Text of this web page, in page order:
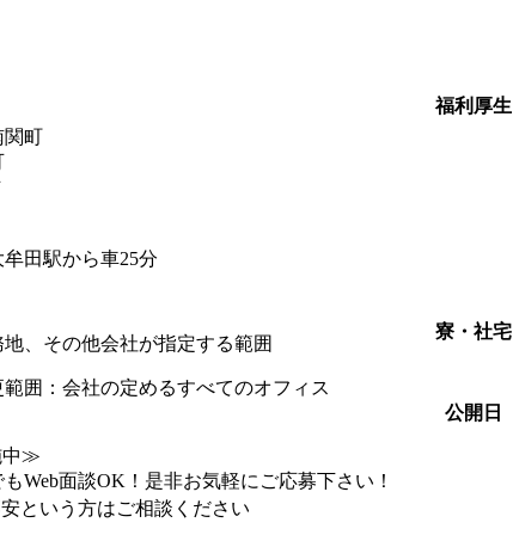
関町
田駅から車25分
、その他会社が指定する範囲
囲：会社の定めるすべてのオフィス
中≫
Web面談OK！是非お気軽にご応募下さい！
という方はご相談ください
福利厚生
寮・社宅
公開日